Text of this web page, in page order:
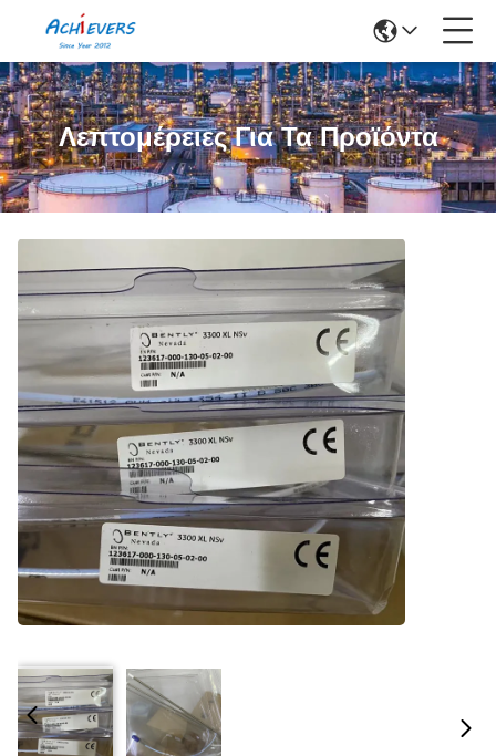
Λεπτομέρειες Για Τα Προϊόντα